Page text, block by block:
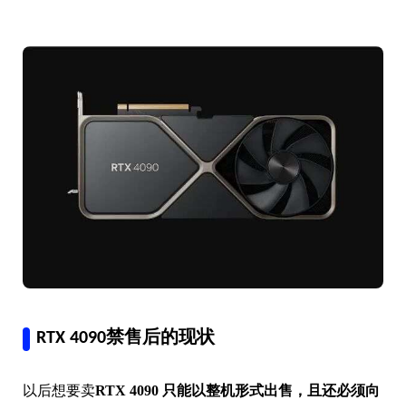
RTX 4090禁售后的现状
以后想要卖RTX 4090 只能以整机形式出售，且还必须向